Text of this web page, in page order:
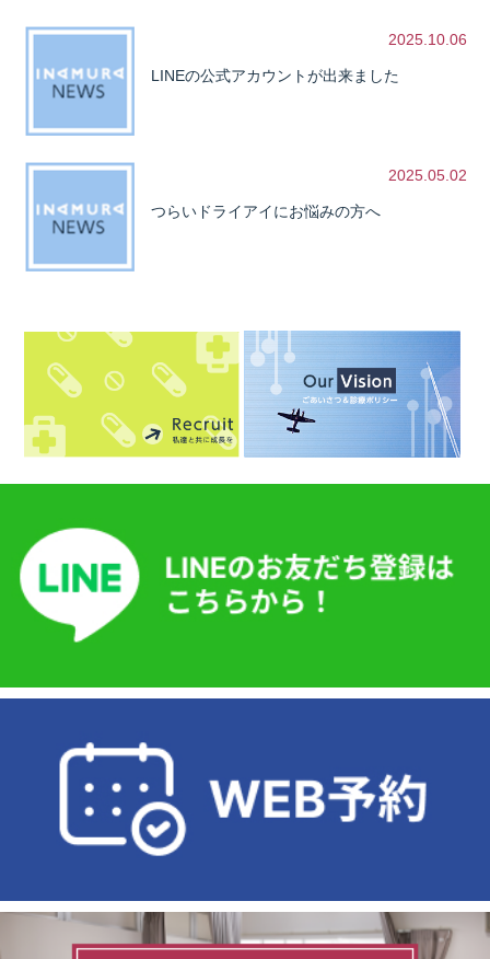
2025.10.06
LINEの公式アカウントが出来ました
2025.05.02
つらいドライアイにお悩みの方へ